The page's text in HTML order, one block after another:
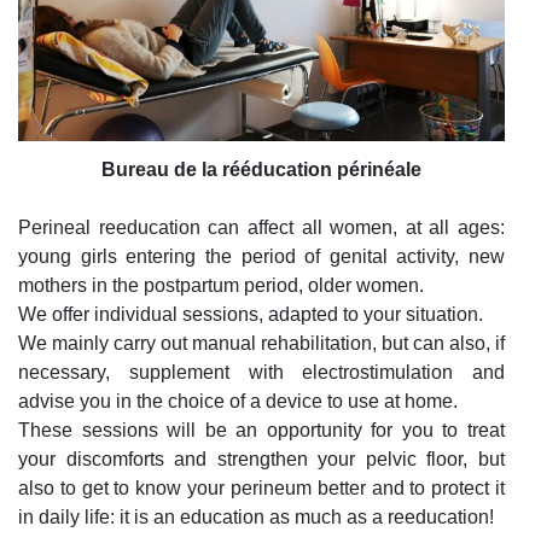
Bureau de la rééducation périnéale
Perineal reeducation can affect all women, at all ages:
young girls entering the period of genital activity, new
mothers in the postpartum period, older women.
We offer individual sessions, adapted to your situation.
We mainly carry out manual rehabilitation, but can also, if
necessary, supplement with electrostimulation and
advise you in the choice of a device to use at home.
These sessions will be an opportunity for you to treat
your discomforts and strengthen your pelvic floor, but
also to get to know your perineum better and to protect it
in daily life: it is an education as much as a reeducation!